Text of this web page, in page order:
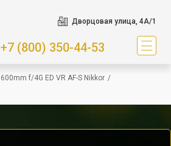
Дворцовая улица, 4А/1
+7 (800) 350-44-53
600mm f/4G ED VR AF-S Nikkor /